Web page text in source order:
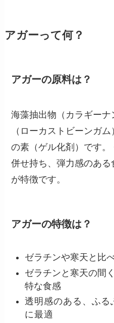
アガーって何？
アガーの原料は？
海藻抽出物（カラギー
（ローカストビーンガ
の素（ゲル化剤）です
併せ持ち、弾力感のあ
が特徴です。
アガーの特徴は？
ゼラチンや寒天と比
ゼラチンと寒天の間
特な食感
透明感のある、ふる
に最適